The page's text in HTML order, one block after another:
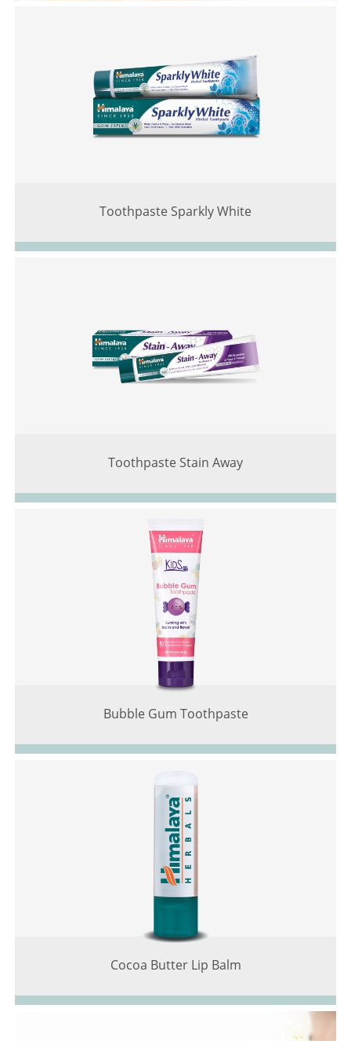
Toothpaste Sparkly White
Toothpaste Stain Away
Bubble Gum Toothpaste
Cocoa Butter Lip Balm